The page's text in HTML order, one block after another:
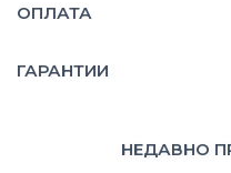
ОПЛАТА
ГАРАНТИИ
НЕДАВНО